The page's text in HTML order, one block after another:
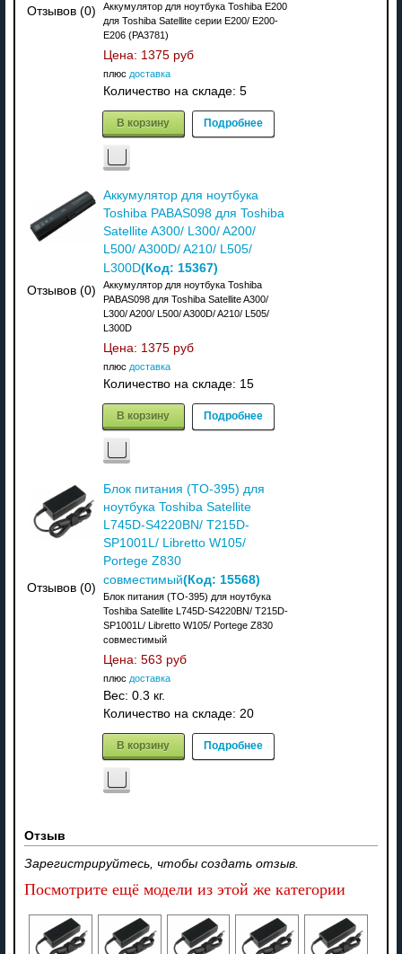
Отзывов (0)
Аккумулятор для ноутбука Toshiba E200
для Toshiba Satellite серии E200/ E200-
E206 (PA3781)
Цена: 1375 руб
плюс доставка
Количество на складе: 5
В корзину Подробнее
Отзывов (0)
Аккумулятор для ноутбука
Toshiba PABAS098 для Toshiba
Satellite A300/ L300/ A200/
L500/ A300D/ A210/ L505/
L300D(Код: 15367)
Аккумулятор для ноутбука Toshiba
PABAS098 для Toshiba Satellite A300/
L300/ A200/ L500/ A300D/ A210/ L505/
L300D
Цена: 1375 руб
плюс доставка
Количество на складе: 15
В корзину Подробнее
Отзывов (0)
Блок питания (TO-395) для
ноутбука Toshiba Satellite
L745D-S4220BN/ T215D-
SP1001L/ Libretto W105/
Portege Z830
совместимый(Код: 15568)
Блок питания (TO-395) для ноутбука
Toshiba Satellite L745D-S4220BN/ T215D-
SP1001L/ Libretto W105/ Portege Z830
совместимый
Цена: 563 руб
плюс доставка
Вес: 0.3 кг.
Количество на складе: 20
В корзину Подробнее
Отзыв
Зарегистрируйтесь, чтобы создать отзыв.
Посмотрите ещё модели из этой же категории